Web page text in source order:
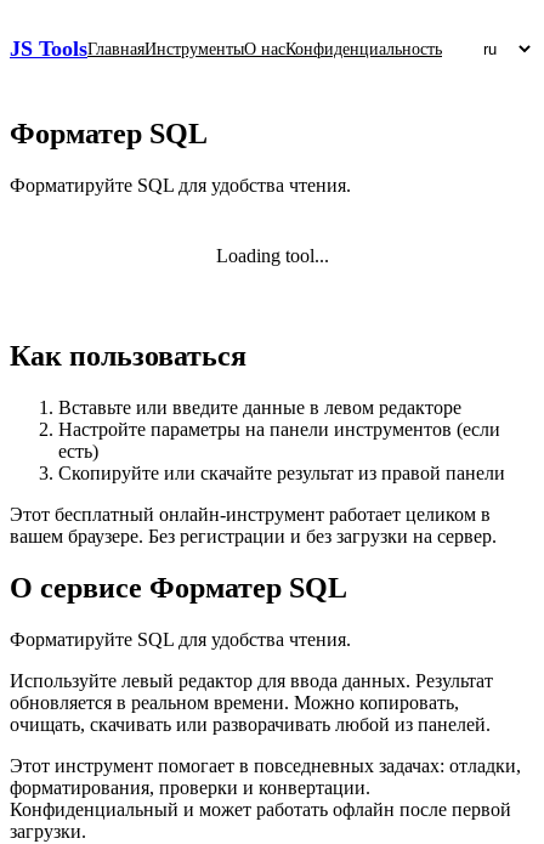
JS ToolsГлавнаяИнструментыО насКонфиденциальность
Форматер SQL
Форматируйте SQL для удобства чтения.
Loading tool...
Как пользоваться
Вставьте или введите данные в левом редакторе
Настройте параметры на панели инструментов (если
есть)
Скопируйте или скачайте результат из правой панели
Этот бесплатный онлайн‑инструмент работает целиком в
вашем браузере. Без регистрации и без загрузки на сервер.
О сервисе Форматер SQL
Форматируйте SQL для удобства чтения.
Используйте левый редактор для ввода данных. Результат
обновляется в реальном времени. Можно копировать,
очищать, скачивать или разворачивать любой из панелей.
Этот инструмент помогает в повседневных задачах: отладки,
форматирования, проверки и конвертации.
Конфиденциальный и может работать офлайн после первой
загрузки.